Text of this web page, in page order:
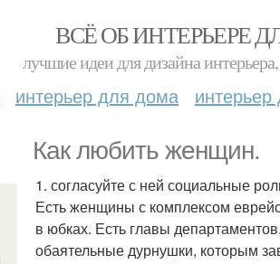
ВСЁ ОБ ИНТЕРЬЕРЕ
лучшие идеи для дизайна
интерьер для дома
Как любить женщин.
1. согласуйте с ней социальные
Есть женщины с комплексом
в юбках. Есть главы
обаятельные дурнушки, которым